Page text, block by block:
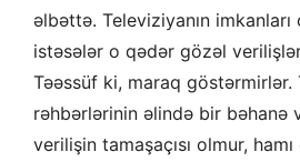
əlbəttə. Televiziyanın
istəsələr o qədər gözəl
Təəssüf ki, maraq göstərmirlər.
rəhbərlərinin əlində bir bəhanə
verilişin tamaşaçısı olmur,